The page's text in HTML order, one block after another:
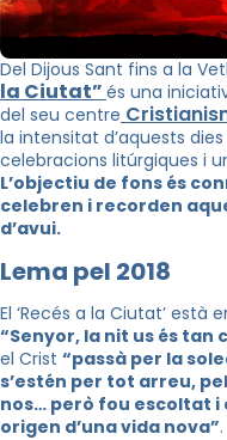
Del Dijous Sant fins a la
la Ciutat” és una
del seu centre
la intensitat d’aquests
celebracions litúrgiques i
L’objectiu de fons és
celebren i recorden
d’avui.
Lema pel 2018
El ‘Recés a la Ciutat’ està
“Senyor, la nit us és tan
el Crist “passà per la
s’estén per tot arreu,
nos… però fou escoltat i
origen d’una vida nova”.